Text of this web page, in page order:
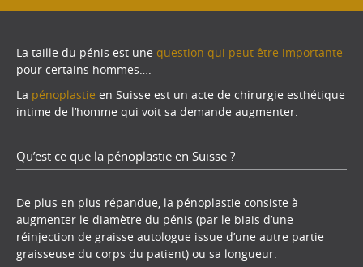
La taille du pénis est une question qui peut être importante
pour certains hommes….
La pénoplastie en Suisse est un acte de chirurgie esthétique
intime de l’homme qui voit sa demande augmenter.
Qu’est ce que la pénoplastie en Suisse ?
De plus en plus répandue, la pénoplastie consiste à
augmenter le diamètre du pénis (par le biais d’une
réinjection de graisse autologue issue d’une autre partie
graisseuse du corps du patient) ou sa longueur.